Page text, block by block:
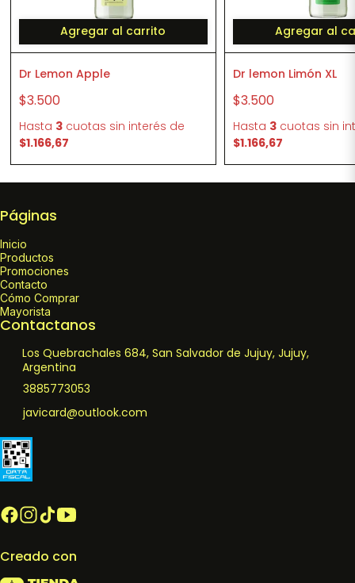
Agregar al carrito
Dr Lemon Apple
$3.500
Hasta 3cuotas sin interés de
$1.166,67
Agregar al
Dr lemon Limón XL
$3.500
Hasta 3 cuotas sin
$1.166,67
Páginas
Inicio
Productos
Promociones
Contacto
Cómo Comprar
Mayorista
Contactanos
Los Quebrachales 684, San Salvador de Jujuy, Jujuy,
Argentina
3885773053
javicard@outlook.com
Creado con